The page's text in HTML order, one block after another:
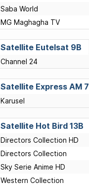
Saba World
MG Maghagha TV
Satellite Eutelsat 9B
Channel 24
Satellite Express AM 7
Karusel
Satellite Hot Bird 13B
Directors Collection HD
Directors Collection
Sky Serie Anime HD
Western Collection